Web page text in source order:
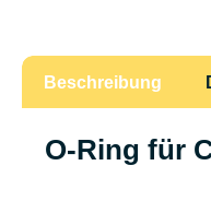
Beschreibung
O-Ring für